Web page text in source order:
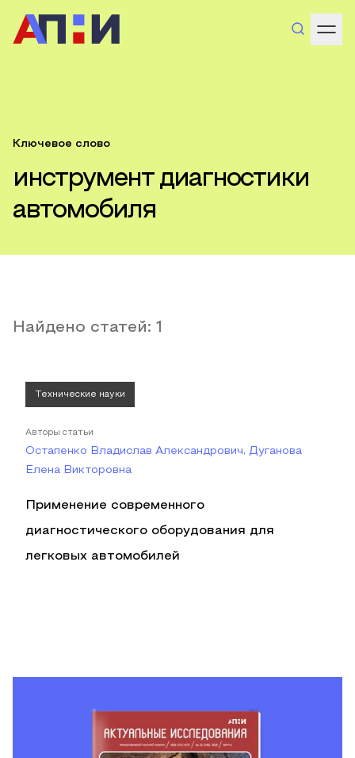
Ключевое слово
инструмент диагностики
автомобиля
Найдено статей: 1
Технические науки
Авторы статьи
Остапенко Владислав Александрович, Дуганова
Елена Викторовна
Применение современного
диагностического оборудования для
легковых автомобилей